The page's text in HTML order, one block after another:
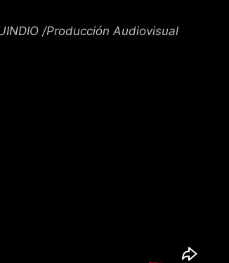
/Producción Audiovisual